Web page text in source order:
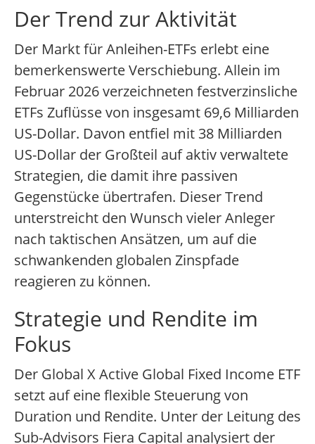
Der Trend zur Aktivität
Der Markt für Anleihen-ETFs erlebt eine
bemerkenswerte Verschiebung. Allein im
Februar 2026 verzeichneten festverzinsliche
ETFs Zuflüsse von insgesamt 69,6 Milliarden
US-Dollar. Davon entfiel mit 38 Milliarden
US-Dollar der Großteil auf aktiv verwaltete
Strategien, die damit ihre passiven
Gegenstücke übertrafen. Dieser Trend
unterstreicht den Wunsch vieler Anleger
nach taktischen Ansätzen, um auf die
schwankenden globalen Zinspfade
reagieren zu können.
Strategie und Rendite im
Fokus
Der Global X Active Global Fixed Income ETF
setzt auf eine flexible Steuerung von
Duration und Rendite. Unter der Leitung des
Sub-Advisors Fiera Capital analysiert der